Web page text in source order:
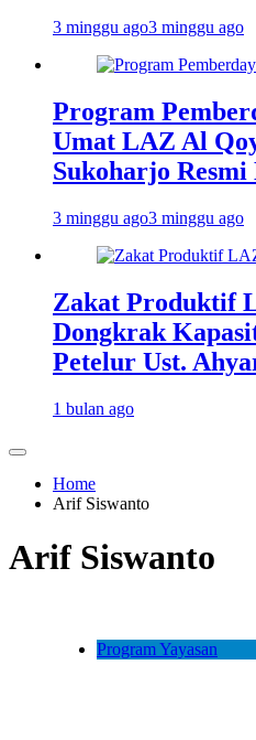
3 minggu ago3 minggu ago
Program
Umat LAZ Al
Sukoharjo
3 minggu ago3 minggu ago
Zakat Produktif
Dongkrak
Petelur Ust.
1 bulan ago
Home
Arif Siswanto
Arif Siswanto
Program Yayasan